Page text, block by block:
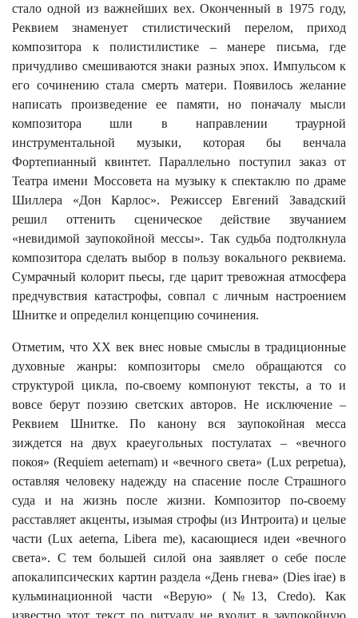
стало одной из важнейших вех. Оконченный в 1975 году,
Реквием знаменует стилистический перелом, приход
композитора к полистилистике – манере письма, где
причудливо смешиваются знаки разных эпох. Импульсом к
его сочинению стала смерть матери. Появилось желание
написать произведение ее памяти, но поначалу мысли
композитора шли в направлении траурной
инструментальной музыки, которая бы венчала
Фортепианный квинтет. Параллельно поступил заказ от
Театра имени Моссовета на музыку к спектаклю по драме
Шиллера «Дон Карлос». Режиссер Евгений Завадский
решил оттенить сценическое действие звучанием
«невидимой заупокойной мессы». Так судьба подтолкнула
композитора сделать выбор в пользу вокального реквиема.
Сумрачный колорит пьесы, где царит тревожная атмосфера
предчувствия катастрофы, совпал с личным настроением
Шнитке и определил концепцию сочинения.
Отметим, что XX век внес новые смыслы в традиционные
духовные жанры: композиторы смело обращаются со
структурой цикла, по-своему компонуют тексты, а то и
вовсе берут поэзию светских авторов. Не исключение –
Реквием Шнитке. По канону вся заупокойная месса
зиждется на двух краеугольных постулатах – «вечного
покоя» (Requiem aeternam) и «вечного света» (Lux perpetua),
оставляя человеку надежду на спасение после Страшного
суда и на жизнь после жизни. Композитор по-своему
расставляет акценты, изымая строфы (из Интроита) и целые
части (Lux aeterna, Libera me), касающиеся идеи «вечного
света». С тем большей силой она заявляет о себе после
апокалипсических картин раздела «День гнева» (Dies irae) в
кульминационной части «Верую» (№13, Credo). Как
известно этот текст по ритуалу не входит в заупокойную